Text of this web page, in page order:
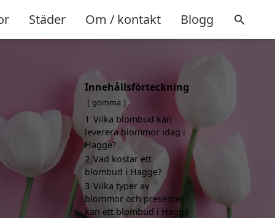
Städer Om / kontakt Blogg
Innehållsförteckning
gömma
1 Vilka blombud kan
leverera blommor idag i
Hagge?
2 Vad kostar ett
blombud i Hagge?
3 Vilka typer av
blommor och presenter
kan ett blombud i Hagge